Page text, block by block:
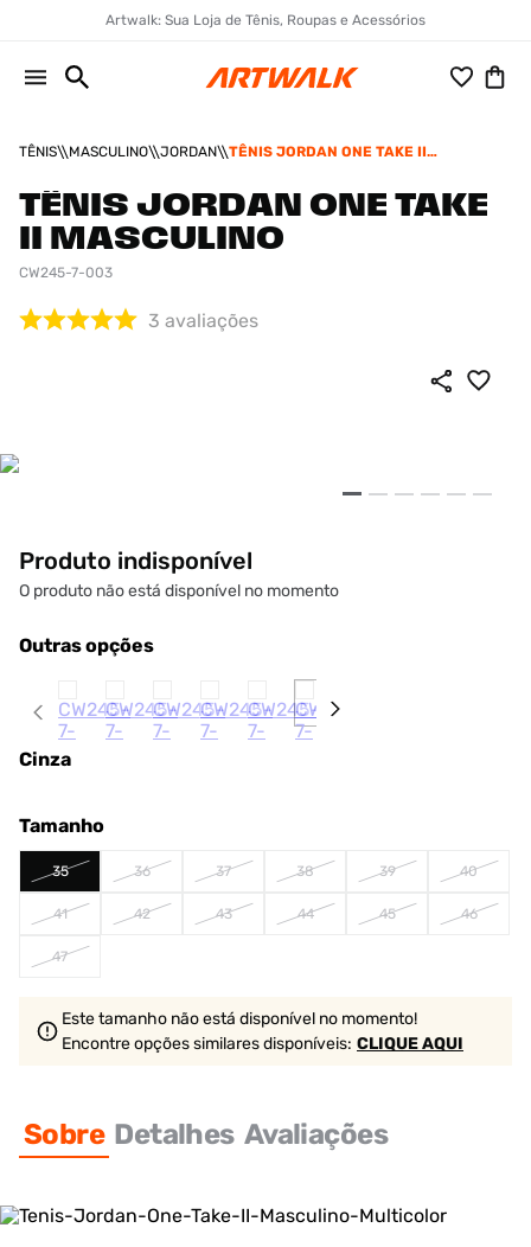
Artwalk: Sua Loja de Tênis, Roupas e Acessórios
TÊNIS MASCULINO JORDAN
TÊNIS JORDAN ONE TAKE II
TÊNIS JORDAN ONE TAKE
II MASCULINO
CW245-7-003
3 avaliações
Produto indisponível
O produto não está disponível no momento
Outras opções
Cinza
Tamanho
35 36 37 38 39 40
41 42 43 44 45 46
47
Este tamanho não está disponível no momento!
Encontre opções similaresdisponíveis: CLIQUE AQUI
Sobre Detalhes Avaliações